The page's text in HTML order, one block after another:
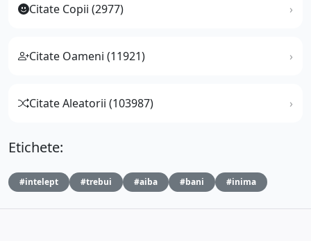
Citate Copii (2977)
Citate Oameni (11921)
Citate Aleatorii (103987)
Etichete:
#intelept #trebui #aiba #bani #inima